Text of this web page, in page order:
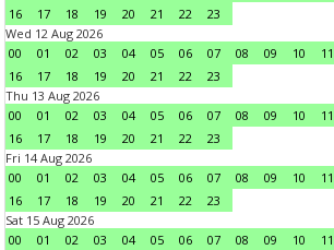
16
17 18 19 20 21 22
23
Wed 12 Aug 2026
00
01 02 03 04 05 06 07 08 09 10 11
16
17 18 19 20 21 22
23
Thu 13 Aug 2026
00
01 02 03 04 05 06 07 08 09 10 11
16
17 18 19 20 21 22
23
Fri 14 Aug 2026
00
01 02 03 04 05 06 07 08 09 10 11
16
17 18 19 20 21 22
23
Sat 15 Aug 2026
00
01 02 03 04 05 06 07 08 09 10 11